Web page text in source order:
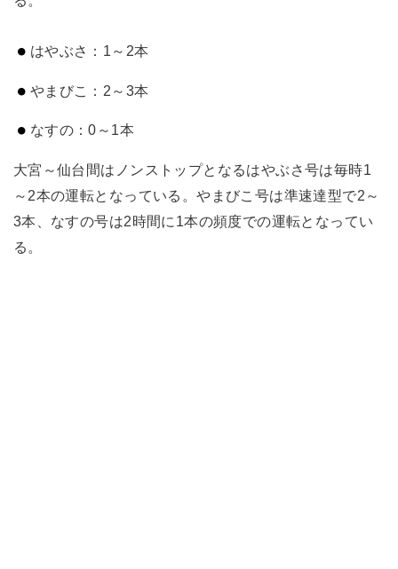
はやぶさ：1～2本
やまびこ：2～3本
なすの：0～1本
大宮～仙台間はノンストップとなるはやぶさ号は毎時1
～2本の運転となっている。やまびこ号は準速達型で2～
3本、なすの号は2時間に1本の頻度での運転となってい
る。